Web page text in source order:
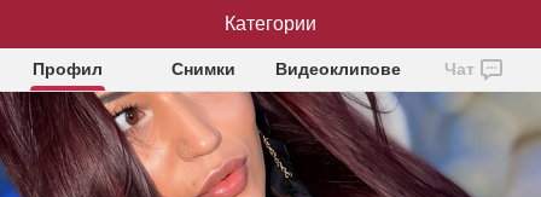
Anutka-chocolateee
Профил Снимки Видеоклипове Чат
Категории